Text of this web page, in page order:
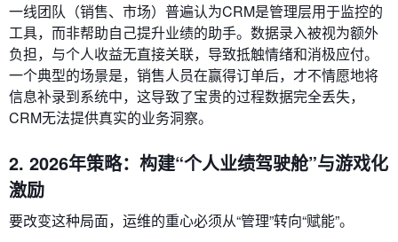
一线团队（销售、市场）普遍认为CRM是管理层用于监控的
工具，而非帮助自己提升业绩的助手。数据录入被视为额外
负担，与个人收益无直接关联，导致抵触情绪和消极应付。
一个典型的场景是，销售人员在赢得订单后，才不情愿地将
信息补录到系统中，这导致了宝贵的过程数据完全丢失，
CRM无法提供真实的业务洞察。
2. 2026年策略：构建“个人业绩驾驶舱”与游戏化
激励
要改变这种局面，运维的重心必须从“管理”转向“赋能”。